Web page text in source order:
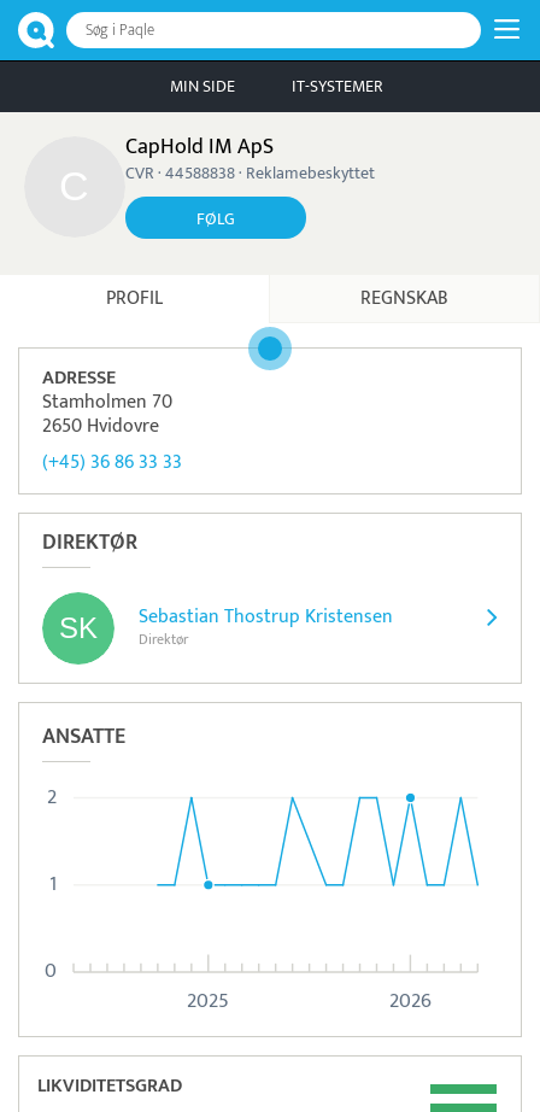
Søg i Paqle
MIN SIDE IT-SYSTEMER
CapHold IM ApS
CVR · 44588838 · Reklamebeskyttet
FØLG
PROFIL REGNSKAB
ADRESSE
Stamholmen 70
2650 Hvidovre
(+45) 36 86 33 33
DIREKTØR
Sebastian Thostrup Kristensen
Direktør
ANSATTE
2025 2026
0
1
2
LIKVIDITETSGRAD